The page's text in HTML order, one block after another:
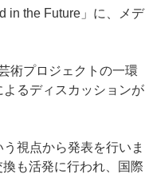
in the Future」に、メデ
術プロジェクトの一環
るディスカッションが
視点から発表を行いま
も活発に行われ、国際